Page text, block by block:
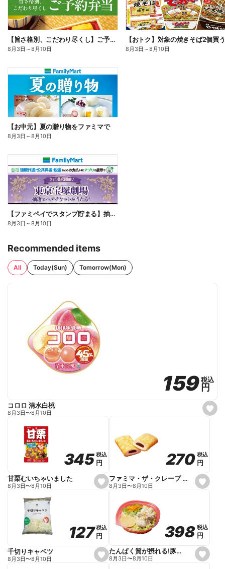
【旨さ格別、こだわり尽くし】ご予約弁当
8月3日 ～8月10日 8月3日 ～8月10日
【お中元】夏の贈り物をファミマで
8月3日 ～8月10日
【ファミペイでスタンプ貯まる】抽選でペアチケットが当たる!
8月3日 ～8月10日
Recommended items
All Today(Sun) Tomorrow(Mon)
s
e
159
159税込
税込
円
円
コロロ 清水白桃
8月3日〜8月10日
s
e
o
r
i
e
345
345税込
税込
円
円
甘栗むいちゃいました
8月3日〜8月10日
s
e
o
r
i
e
270
270 税込
税込
円
円
ファミマ・ザ・クレープ 生チョコ
8月3日〜8月10日
s
e
127
127税込
税込
円
円
千切りキャベツ
8月3日〜8月10日
s
e
398
398 税込
税込
円
円
たんぱく質が摂れる!豚しゃぶのパスタサラダ
8月3日〜8月10日